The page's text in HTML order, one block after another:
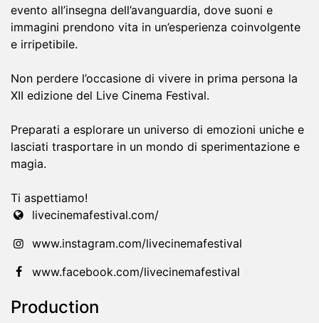
evento all’insegna dell’avanguardia, dove suoni e
immagini prendono vita in un’esperienza coinvolgente
e irripetibile.
Non perdere l’occasione di vivere in prima persona la
XII edizione del Live Cinema Festival.
Preparati a esplorare un universo di emozioni uniche e
lasciati trasportare in un mondo di sperimentazione e
magia.
Ti aspettiamo!
livecinemafestival.com/
www.instagram.com/livecinemafestival
www.facebook.com/livecinemafestival
Production